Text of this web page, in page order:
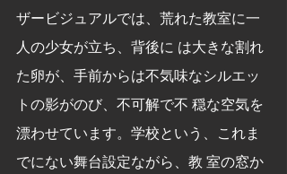
ザービジュアルでは、荒れた教室に一
人の少女が立ち、背後に は大きな割れ
た卵が、手前からは不気味なシルエッ
トの影がのび、不可解で不 穏な空気を
漂わせています。学校という、これま
でにない舞台設定ながら、教 室の窓か